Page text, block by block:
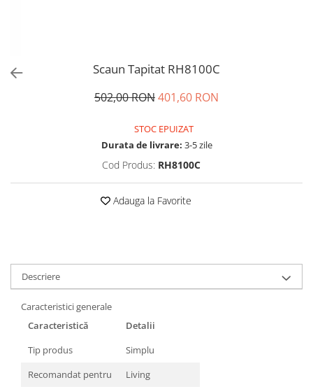
Scaun Tapitat RH8100C
502,00 RON401,60 RON
STOC EPUIZAT
Durata de livrare: 3-5 zile
Cod Produs: RH8100C
Adauga la Favorite
Descriere
Caracteristici generale
Caracteristică
Detalii
Tip produs
Simplu
Recomandat pentru
Living